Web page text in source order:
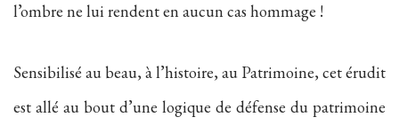
l’ombre ne lui rendent en aucun cas hommage !
Sensibilisé au beau, à l’histoire, au Patrimoine, cet érudit
est allé au bout d’une logique de défense du patrimoine